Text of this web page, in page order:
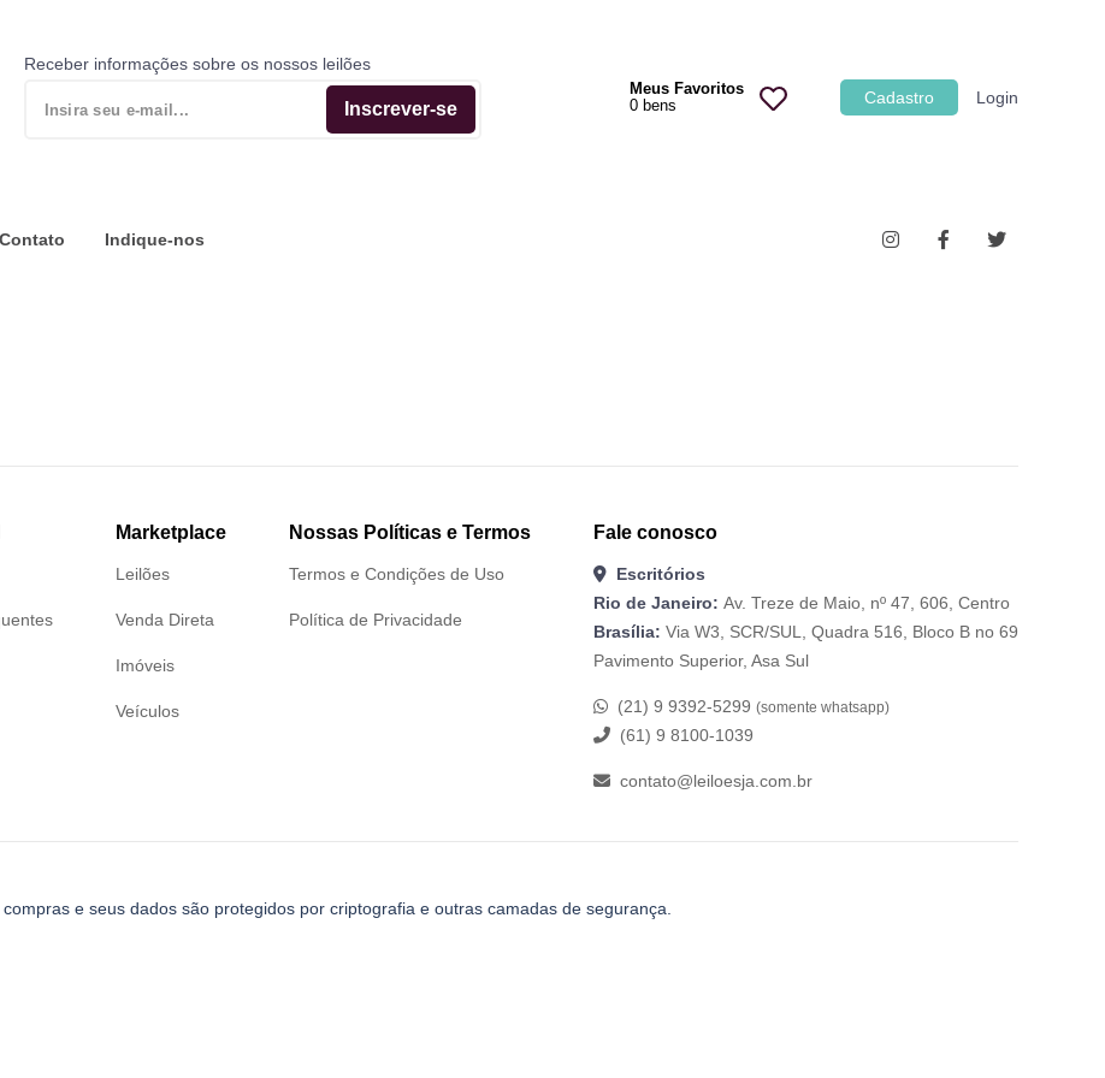
Receber informações sobre os nossos leilões
Inscrever-se
Meus Favoritos
0 bens Cadastro Login
Contato Indique-nos
Categoria
Marketplace
Leilões
Venda Direta
Imóveis
Veículos
Nossas Políticas e Termos
Termos e Condições de Uso
Política de Privacidade
Fale conosco
Escritórios
Rio de Janeiro: Av. Treze de Maio, nº 47, 606, Centro
Brasília: Via W3, SCR/SUL, Quadra 516, Bloco B no 69
Pavimento Superior, Asa Sul
(21) 9 9392-5299 (somente whatsapp)
(61) 9 8100-1039
contato@leiloesja.com.br
e seus dados são protegidos por criptografia e outras camadas de segurança.